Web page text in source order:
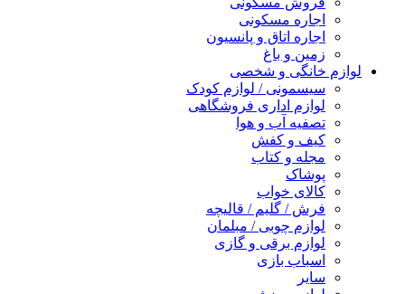
اجاره مسکونی
اجاره اتاق و پانسیون
زمین و باغ
لوازم خانگی و شخصی
سیسمونی / لوازم کودک
لوازم اداری فروشگاهی
تصفیه آب و هوا
کیف و کفش
مجله و کتاب
پوشاک
کالای خواب
فرش / گلیم / قالیچه
لوازم چوبی / مبلمان
لوازم برقی و گازی
اسباب بازی
سایر